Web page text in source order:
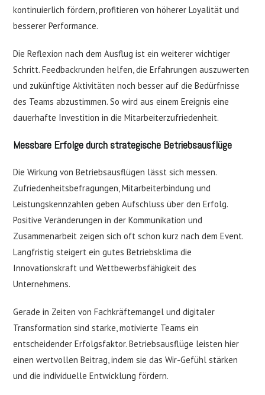
kontinuierlich fördern, profitieren von höherer Loyalität und
besserer Performance.
Die Reflexion nach dem Ausflug ist ein weiterer wichtiger
Schritt. Feedbackrunden helfen, die Erfahrungen auszuwerten
und zukünftige Aktivitäten noch besser auf die Bedürfnisse
des Teams abzustimmen. So wird aus einem Ereignis eine
dauerhafte Investition in die Mitarbeiterzufriedenheit.
Messbare Erfolge durch strategische Betriebsausflüge
Die Wirkung von Betriebsausflügen lässt sich messen.
Zufriedenheitsbefragungen, Mitarbeiterbindung und
Leistungskennzahlen geben Aufschluss über den Erfolg.
Positive Veränderungen in der Kommunikation und
Zusammenarbeit zeigen sich oft schon kurz nach dem Event.
Langfristig steigert ein gutes Betriebsklima die
Innovationskraft und Wettbewerbsfähigkeit des
Unternehmens.
Gerade in Zeiten von Fachkräftemangel und digitaler
Transformation sind starke, motivierte Teams ein
entscheidender Erfolgsfaktor. Betriebsausflüge leisten hier
einen wertvollen Beitrag, indem sie das Wir-Gefühl stärken
und die individuelle Entwicklung fördern.